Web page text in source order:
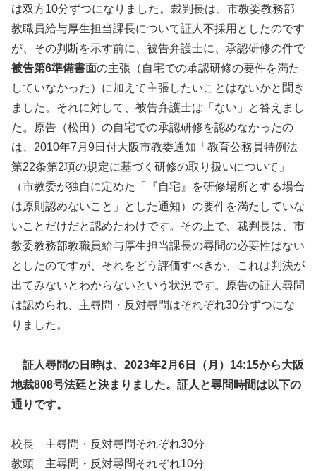
は双方10分ずつになりました。裁判長は、市教委教務部
教職員給与厚生担当課長について証人不採用としたのです
が、その判断を示す前に、被告弁護士に、承認研修の件で
被告第6準備書面の主張（自宅での承認研修の要件を満た
していなかった）に加えて主張したいことはないかと聞き
ました。それに対して、被告弁護士は「ない」と答えまし
た。原告（松田）の自宅での承認研修を認めなかったの
は、2010年7月9日付大阪市教委通知「教育公務員特例法
第22条第2項の規定に基づく研修の取り扱いについて」
（市教委が独自に定めた「『自宅』を研修場所とする場合
は原則認めないこと」とした通知）の要件を満たしていな
いことだけだと認めたわけです。その上で、裁判長は、市
教委教務部教職員給与厚生担当課長の尋問の必要性はない
としたのですが、それをどう評価すべきか、これは判決が
出てみないとわからないという状況です。原告の証人尋問
は認められ、主尋問・反対尋問はそれぞれ30分ずつにな
りました。
証人尋問の日時は、2023年2月6日（月）14:15から大阪
地裁808号法廷と決まりました。証人と尋問時間は以下の
通りです。
校長 主尋問・反対尋問それぞれ30分
教頭 主尋問・反対尋問それぞれ10分